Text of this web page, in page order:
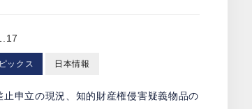
ックス 日本情報
止申立の現況、知的財産権侵害疑義物品の